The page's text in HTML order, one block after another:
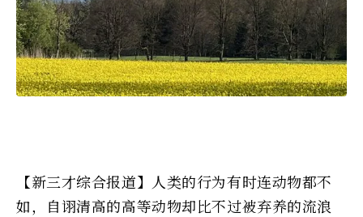
【新三才综合报道】人类的行为有时连动物都不
如，自诩清高的高等动物却比不过被弃养的流浪